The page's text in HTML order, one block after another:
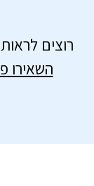
רוצים
השאירו